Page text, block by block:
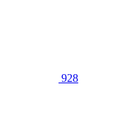
928